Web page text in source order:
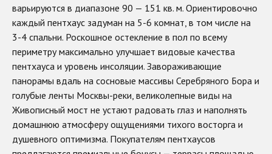
варьируются в диапазоне 90 — 151 кв. м. Ориентировочно
каждый пентхаус задуман на 5-6 комнат, в том числе на
3-4 спальни. Роскошное остекление в пол по всему
периметру максимально улучшает видовые качества
пентхауса и уровень инсоляции. Завораживающие
панорамы вдаль на сосновые массивы Серебряного Бора и
голубые ленты Москвы-реки, великолепные виды на
Живописный мост не устают радовать глаз и наполнять
домашнюю атмосферу ощущениями тихого восторга и
душевного оптимизма. Покупателям пентхаусов